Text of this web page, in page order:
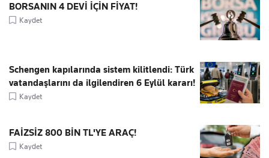
BORSANIN 4 DEVİ İÇİN FİYAT!
Kaydet
Schengen kapılarında sistem kilitlendi: Türk
vatandaşlarını da ilgilendiren 6 Eylül kararı!
Kaydet
FAİZSİZ 800 BİN TL'YE ARAÇ!
Kaydet